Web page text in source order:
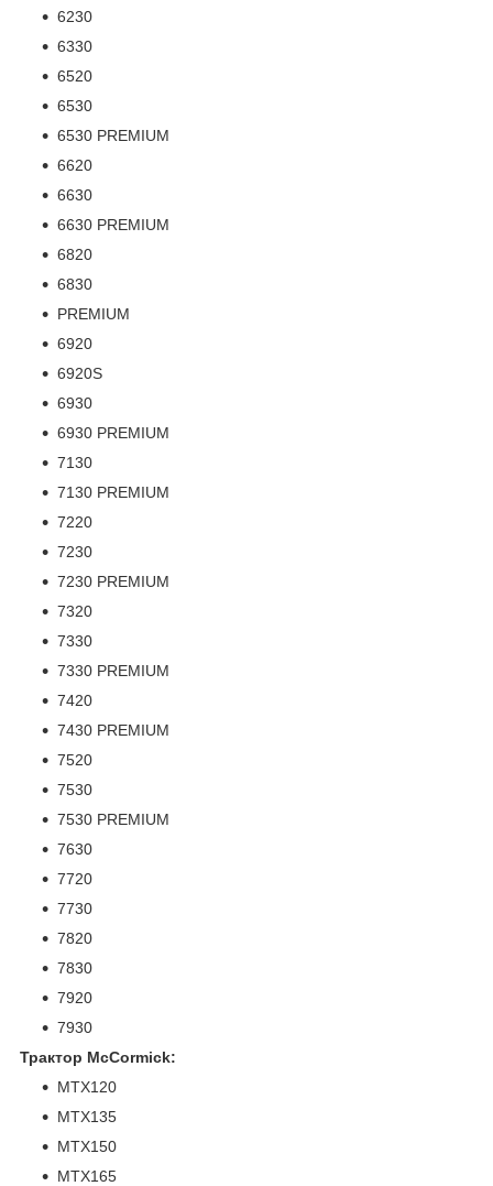
6230
6330
6520
6530
6530 PREMIUM
6620
6630
6630 PREMIUM
6820
6830
PREMIUM
6920
6920S
6930
6930 PREMIUM
7130
7130 PREMIUM
7220
7230
7230 PREMIUM
7320
7330
7330 PREMIUM
7420
7430 PREMIUM
7520
7530
7530 PREMIUM
7630
7720
7730
7820
7830
7920
7930
Трактор McCormick:
MTX120
MTX135
MTX150
MTX165